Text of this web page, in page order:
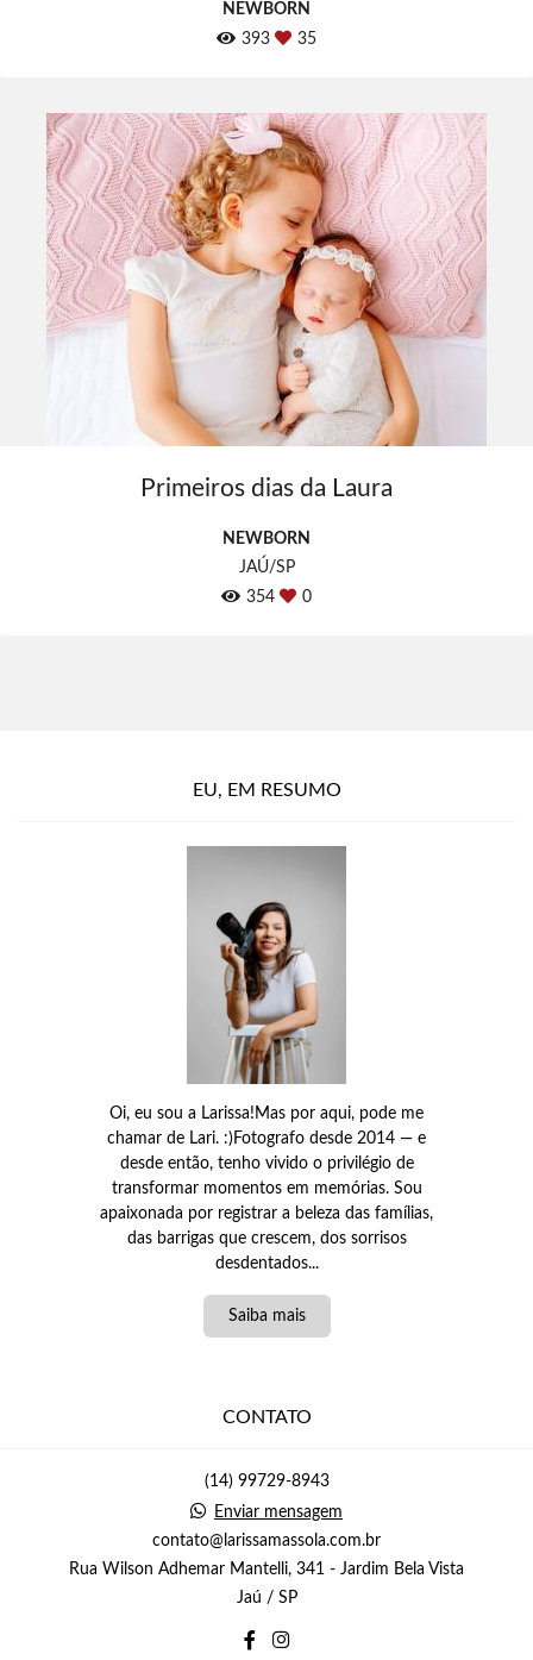
NEWBORN
393
35
Primeiros dias da Laura
NEWBORN
JAÚ/SP
354
0
EU, EM RESUMO
Oi, eu sou a Larissa!Mas por aqui, pode me
chamar de Lari. :)Fotografo desde 2014 — e
desde então, tenho vivido o privilégio de
transformar momentos em memórias. Sou
apaixonada por registrar a beleza das famílias,
das barrigas que crescem, dos sorrisos
desdentados...
Saiba mais
CONTATO
(14) 99729-8943
Enviar mensagem
contato@larissamassola.com.br
Rua Wilson Adhemar Mantelli, 341 - Jardim Bela Vista
Jaú / SP